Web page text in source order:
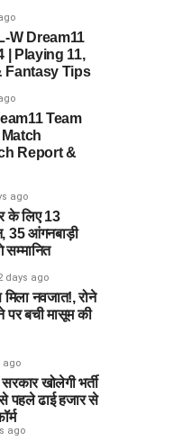
W Dream11
| Playing 11,
Fantasy Tips
Team
Report &
ago
के लिए 13
35 आंगनबाड़ी
सम्मानित
days ago
नवजात!, रोने
बची मासूम की
ago
खोलेगी भर्ती
से पहले ढाई हजार से
ago